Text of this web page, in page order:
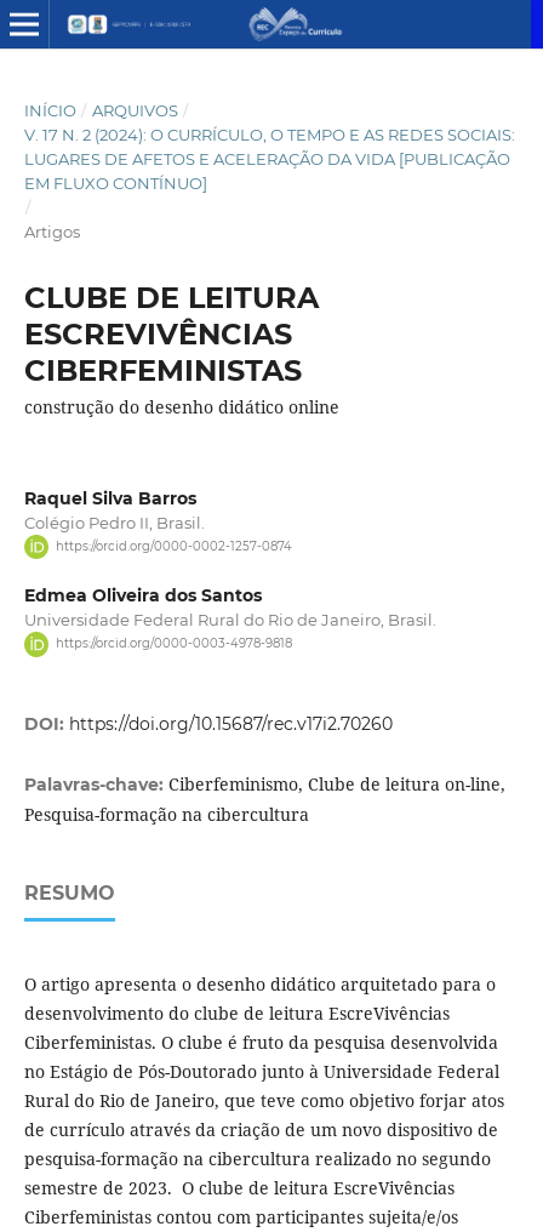
INÍCIO / ARQUIVOS /
V. 17 N. 2 (2024): O CURRÍCULO, O TEMPO E AS REDES SOCIAIS:
LUGARES DE AFETOS E ACELERAÇÃO DA VIDA [PUBLICAÇÃO
EM FLUXO CONTÍNUO]
/
Artigos
CLUBE DE LEITURA
ESCREVIVÊNCIAS
CIBERFEMINISTAS
construção do desenho didático online
Raquel Silva Barros
Colégio Pedro II, Brasil.
https://orcid.org/0000-0002-1257-0874
Edmea Oliveira dos Santos
Universidade Federal Rural do Rio de Janeiro, Brasil.
https://orcid.org/0000-0003-4978-9818
DOI: https://doi.org/10.15687/rec.v17i2.70260
Palavras-chave: Ciberfeminismo, Clube de leitura on-line,
Pesquisa-formação na cibercultura
RESUMO
O artigo apresenta o desenho didático arquitetado para o
desenvolvimento do clube de leitura EscreVivências
Ciberfeministas. O clube é fruto da pesquisa desenvolvida
no Estágio de Pós-Doutorado junto à Universidade Federal
Rural do Rio de Janeiro, que teve como objetivo forjar atos
de currículo através da criação de um novo dispositivo de
pesquisa-formação na cibercultura realizado no segundo
semestre de 2023. O clube de leitura EscreVivências
Ciberfeministas contou com participantes sujeita/e/os